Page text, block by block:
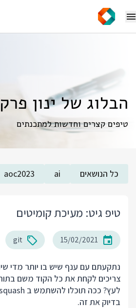
הבלוג של ינון פרק
טיפים קצרים וחדשות למתכנתים
כל הנושאים ai
aoc2023
טיפ גיט: מעיכת קומיטים
15/02/2021
git
נתקעתם עם ענף שיש בו יותר מדי
צריכים לקחת את כל הקוד משם בתור
בדיוק את זה.